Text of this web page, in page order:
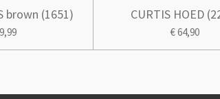
brown (1651) CURTIS HOED
€ 64,90